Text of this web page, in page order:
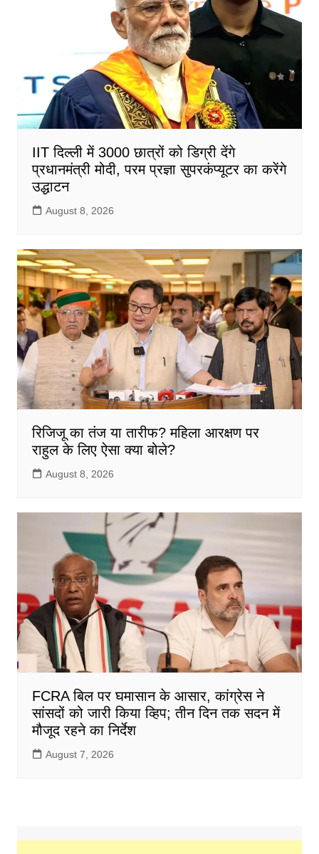
IIT दिल्ली में 3000 छात्रों को डिग्री देंगे
प्रधानमंत्री मोदी, परम प्रज्ञा सुपरकंप्यूटर का करेंगे
उद्धाटन
August 8, 2026
रिजिजू का तंज या तारीफ? महिला आरक्षण पर
राहुल के लिए ऐसा क्या बोले?
August 8, 2026
FCRA बिल पर घमासान के आसार, कांग्रेस ने
सांसदों को जारी किया व्हिप; तीन दिन तक सदन में
मौजूद रहने का निर्देश
August 7, 2026